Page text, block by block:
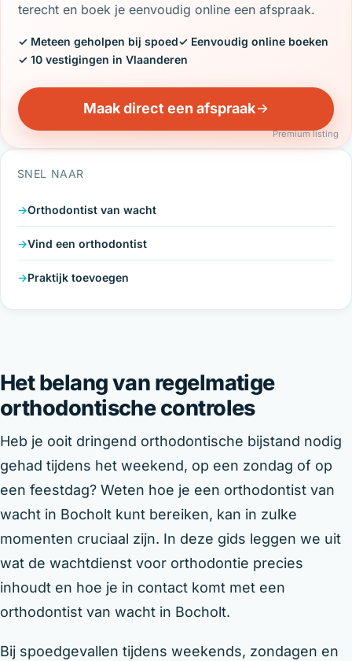
terecht en boek je eenvoudig online een afspraak.
✓ Meteen geholpen bij spoed✓ Eenvoudig online boeken
✓ 10 vestigingen in Vlaanderen
Maak direct een afspraak
Premium listing
SNEL NAAR
Orthodontist van wacht
Vind een orthodontist
Praktijk toevoegen
Het belang van regelmatige
orthodontische controles
Heb je ooit dringend orthodontische bijstand nodig
gehad tijdens het weekend, op een zondag of op
een feestdag? Weten hoe je een orthodontist van
wacht in Bocholt kunt bereiken, kan in zulke
momenten cruciaal zijn. In deze gids leggen we uit
wat de wachtdienst voor orthodontie precies
inhoudt en hoe je in contact komt met een
orthodontist van wacht in Bocholt.
Bij spoedgevallen tijdens weekends, zondagen en